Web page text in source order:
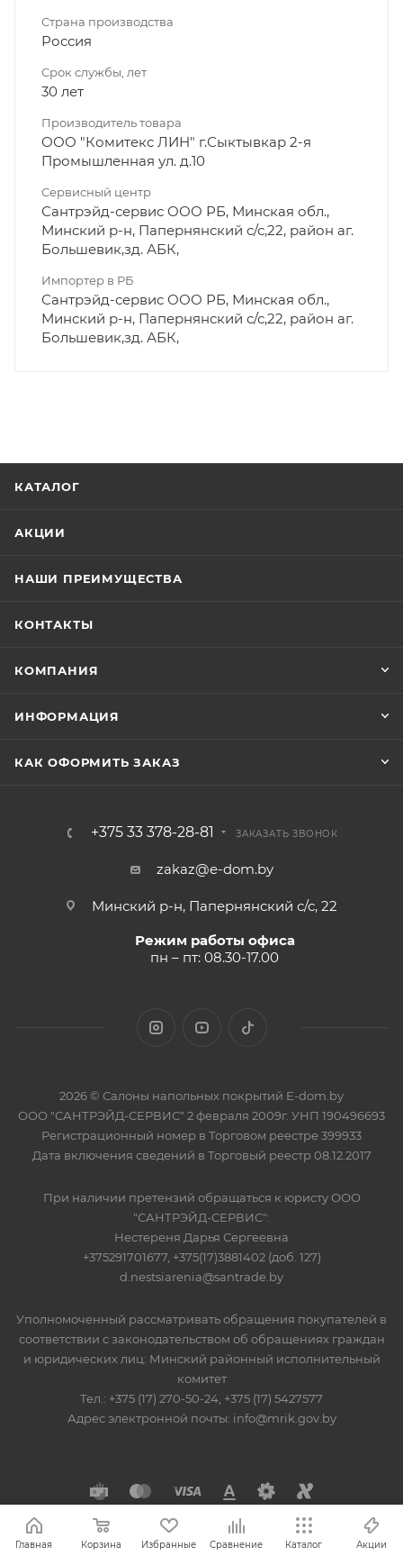
Страна производства
Россия
Срок службы, лет
30 лет
Производитель товара
ООО "Комитекс ЛИН" г.Сыктывкар 2-я
Промышленная ул. д.10
Сервисный центр
Сантрэйд-сервис ООО РБ, Минская обл.,
Минский р-н, Папернянский с/с,22, район аг.
Большевик,зд. АБК,
Импортер в РБ
Сантрэйд-сервис ООО РБ, Минская обл.,
Минский р-н, Папернянский с/с,22, район аг.
Большевик,зд. АБК,
КАТАЛОГ
АКЦИИ
НАШИ ПРЕИМУЩЕСТВА
КОНТАКТЫ
КОМПАНИЯ
ИНФОРМАЦИЯ
КАК ОФОРМИТЬ ЗАКАЗ
+375 33 378-28-81 ЗАКАЗАТЬ ЗВОНОК
zakaz@e-dom.by
Минский р-н, Папернянский с/с, 22
Режим работы офиса
пн – пт: 08.30-17.00
2026 © Салоны напольных покрытий E-dom.by
ООО "САНТРЭЙД-СЕРВИС" 2 февраля 2009г. УНП 190496693
Регистрационный номер в Торговом реестре 399933
Дата включения сведений в Торговый реестр 08.12.2017
При наличии претензий обращаться к юристу ООО
"САНТРЭЙД-СЕРВИС":
Нестереня Дарья Сергеевна
+375291701677, +375(17)3881402 (доб. 127)
d.nestsiarenia@santrade.by
Уполномоченный рассматривать обращения покупателей в
соответствии с законодательством об обращениях граждан
и юридических лиц: Минский районный исполнительный
комитет
Тел.: +375 (17) 270-50-24, +375 (17) 5427577
Адрес электронной почты: info@mrik.gov.by
Главная Корзина Избранные Сравнение Каталог Акции